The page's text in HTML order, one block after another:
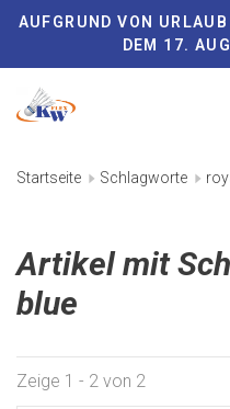
AUFGRUND VON
DEM 17.
Startseite Schlagworte
Artikel mit
blue
Zeige 1 - 2 von 2